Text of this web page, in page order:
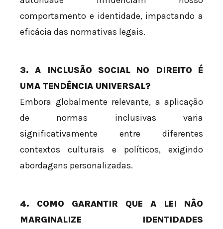
comportamento e identidade, impactando a
eficácia das normativas legais.
3. A INCLUSÃO SOCIAL NO DIREITO É
UMA TENDÊNCIA UNIVERSAL?
Embora globalmente relevante, a aplicação
de normas inclusivas varia
significativamente entre diferentes
contextos culturais e políticos, exigindo
abordagens personalizadas.
4. COMO GARANTIR QUE A LEI NÃO
MARGINALIZE IDENTIDADES